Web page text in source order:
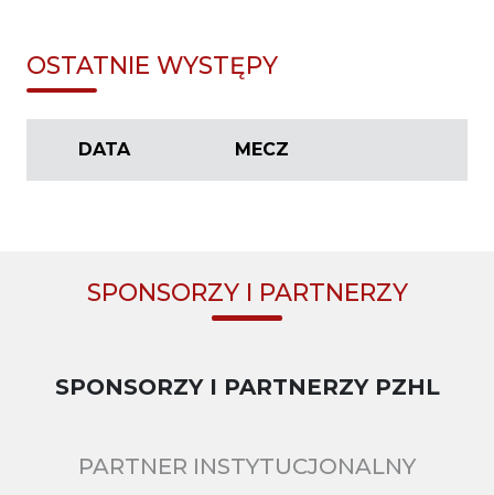
OSTATNIE WYSTĘPY
DATA MECZ
SPONSORZY I PARTNERZY
SPONSORZY I PARTNERZY PZHL
PARTNER INSTYTUCJONALNY